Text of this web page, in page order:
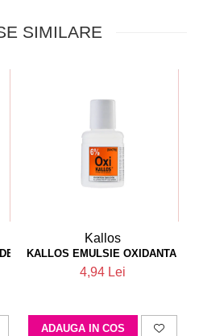
SIMILARE
PAR 6M
Kallos
KALLOS EMULSIE OXIDANTA
4,94 Lei
ADAUGA IN COS